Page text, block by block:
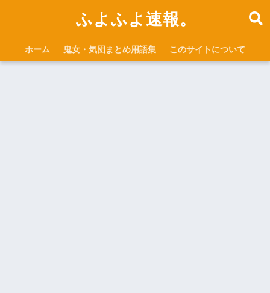
ふよふよ速報。
ホーム 鬼女・気団まとめ用語集 このサイトについて